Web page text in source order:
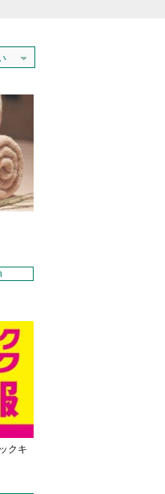
クキ